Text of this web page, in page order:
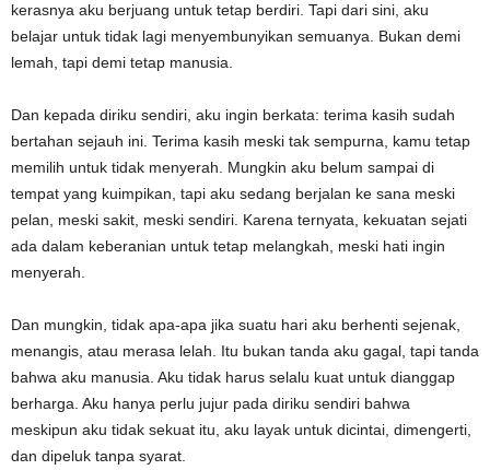
kerasnya aku berjuang untuk tetap berdiri. Tapi dari sini, aku
belajar untuk tidak lagi menyembunyikan semuanya. Bukan demi
lemah, tapi demi tetap manusia.
Dan kepada diriku sendiri, aku ingin berkata: terima kasih sudah
bertahan sejauh ini. Terima kasih meski tak sempurna, kamu tetap
memilih untuk tidak menyerah. Mungkin aku belum sampai di
tempat yang kuimpikan, tapi aku sedang berjalan ke sana meski
pelan, meski sakit, meski sendiri. Karena ternyata, kekuatan sejati
ada dalam keberanian untuk tetap melangkah, meski hati ingin
menyerah.
Dan mungkin, tidak apa-apa jika suatu hari aku berhenti sejenak,
menangis, atau merasa lelah. Itu bukan tanda aku gagal, tapi tanda
bahwa aku manusia. Aku tidak harus selalu kuat untuk dianggap
berharga. Aku hanya perlu jujur pada diriku sendiri bahwa
meskipun aku tidak sekuat itu, aku layak untuk dicintai, dimengerti,
dan dipeluk tanpa syarat.